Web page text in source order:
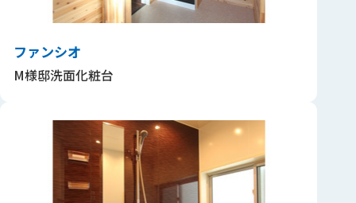
ファンシオ
M様邸洗面化粧台